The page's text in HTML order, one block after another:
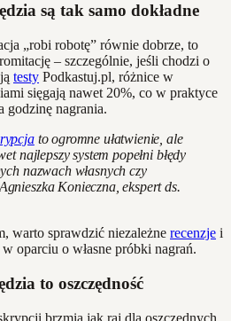
są tak samo dokładne
„robi robotę” równie dobrze, to
– szczególnie, jeśli chodzi o
testy Podkastuj.pl, różnice w
sięgają nawet 20%, co w praktyce
godzinę nagrania.
to ogromne ułatwienie, ale
najlepszy system popełni błędy
nazwach własnych czy
Konieczna, ekspert ds.
warto sprawdzić niezależne recenzje i
oparciu o własne próbki nagrań.
to oszczędność
brzmią jak raj dla oszczędnych,